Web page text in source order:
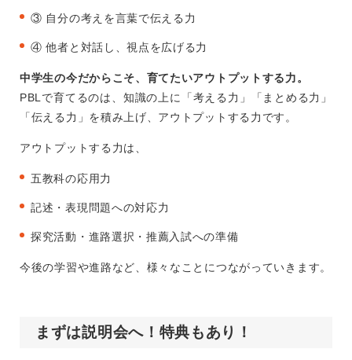
③ 自分の考えを言葉で伝える力
④ 他者と対話し、視点を広げる力
中学生の今だからこそ、育てたいアウトプットする力。
PBLで育てるのは、知識の上に「考える力」「まとめる力」
「伝える力」を積み上げ、アウトプットする力です。
アウトプットする力は、
五教科の応用力
記述・表現問題への対応力
探究活動・進路選択・推薦入試への準備
今後の学習や進路など、様々なことにつながっていきます。
まずは説明会へ！特典もあり！